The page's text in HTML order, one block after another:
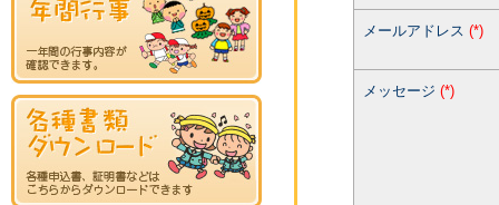
メールアドレス (*)
メッセージ (*)